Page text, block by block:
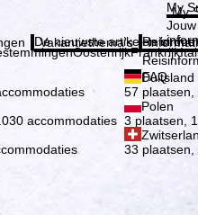
My
My
OostenrijkFrankrijk
Duitsland
57 plaatsen,
accommodaties
Polen
3 plaatsen,
33 plaatsen,
Vakantiethema's
De nieuwste artikelen in
FAQ